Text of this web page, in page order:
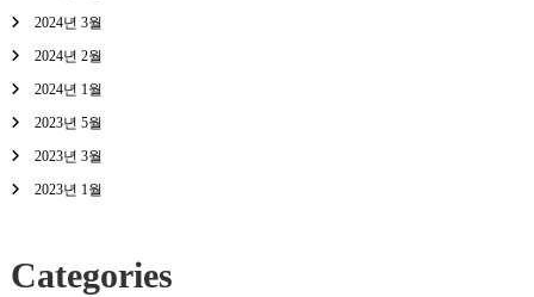
2024년 3월
2024년 2월
2024년 1월
2023년 5월
2023년 3월
2023년 1월
Categories